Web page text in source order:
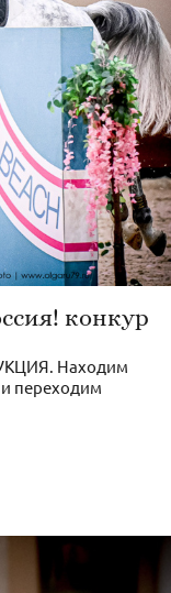
конкур
Находим
и переходим